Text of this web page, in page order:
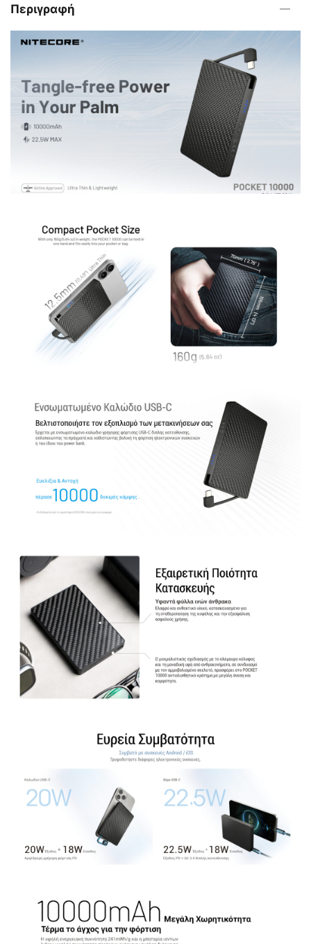
Περιγραφή